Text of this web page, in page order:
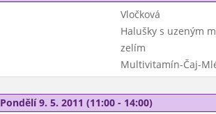
Vločková
Halušky s uzeným
zelím
Multivitamín-Čaj-
Pondělí 9. 5. 2011 (11:00 - 14:00)